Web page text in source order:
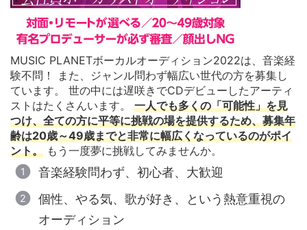
MUSIC PLANETボーカルオーディション2022は、音楽経
験不問！ また、ジャンル問わず幅広い世代の方を募集し
ています。 世の中には遅咲きでCDデビューしたアーティ
ストはたくさんいます。 一人でも多くの「可能性」を見
つけ、全ての方に平等に挑戦の場を提供するため、募集年
齢は20歳～49歳までと非常に幅広くなっているのがポイ
ント。 もう一度夢に挑戦してみませんか。
音楽経験問わず、初心者、大歓迎
個性、やる気、歌が好き、という熱意重視の
オーディション